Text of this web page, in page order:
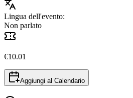
Lingua dell'evento:
Non parlato
€10.01
Aggiungi al Calendario